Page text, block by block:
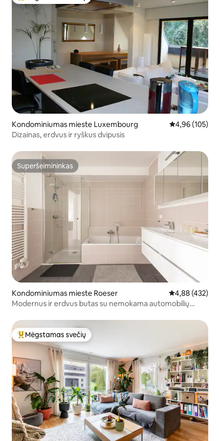
Kondominiumas mieste Luxembourg Vidutinis
4,96 (105)
Dizainas, erdvus ir ryškus dvipusis
Superšeimininkas
Superšeimininkas
Kondominiumas mieste Roeser Vidutinis
4,88 (432)
Modernus ir erdvus butas su nemokama automobilių
Svečių mėgstamiausias
Mėgstamas svečių